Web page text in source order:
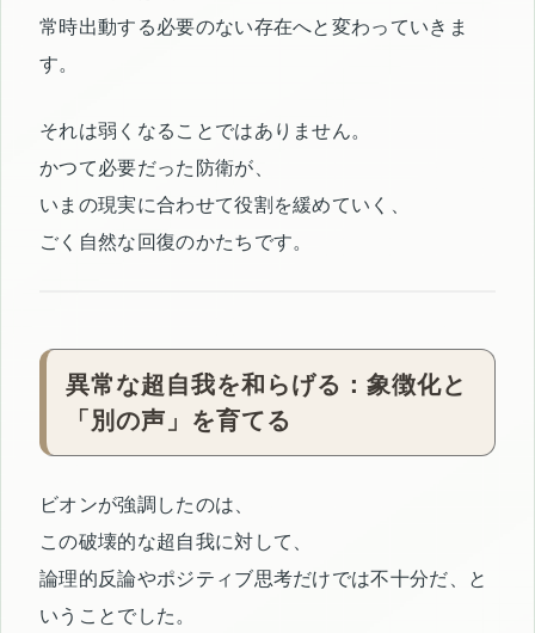
常時出動する必要のない存在へと変わっていきま
す。
それは弱くなることではありません。
かつて必要だった防衛が、
いまの現実に合わせて役割を緩めていく、
ごく自然な回復のかたちです。
異常な超自我を和らげる：象徴化と
「別の声」を育てる
ビオンが強調したのは、
この破壊的な超自我に対して、
論理的反論やポジティブ思考だけでは不十分だ、と
いうことでした。